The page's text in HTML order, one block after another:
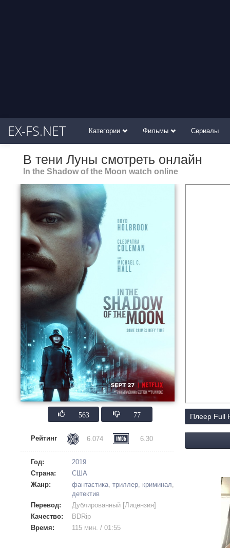
EX-FS.NET Категории Фильмы Сериалы
В тени Луны смотреть онлайн
In the Shadow of the Moon watch online
563 77
Рейтинг 6.074 6.30
Год:
2019
Страна:
США
Жанр:
фантастика, триллер, криминал,
детектив
Перевод:
Дублированный [Лицензия]
Качество:
BDRip
Время:
115 мин. / 01:55
Плеер Full